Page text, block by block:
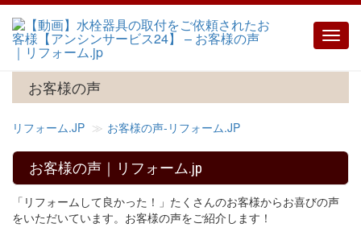
お客様の声
リフォーム.JP お客様の声‐リフォーム.JP
お客様の声｜リフォーム.jp
「リフォームして良かった！」たくさんのお客様からお喜びの声
をいただいています。お客様の声をご紹介します！